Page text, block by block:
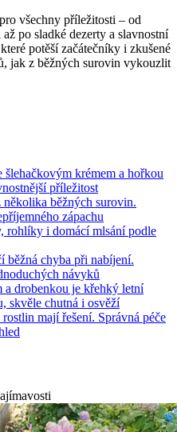
všechny příležitosti – od
po sladké dezerty a slavnostní
potěší začátečníky i zkušené
jak z běžných surovin vykouzlit
šlehačkovým krémem a hořkou
příležitost
běžných surovin.
zápachu
rohlíky i domácí mlsání podle
běžná chyba při nabíjení.
návyků
drobenkou je křehký letní
skvěle chutná i osvěží
mají řešení. Správná péče